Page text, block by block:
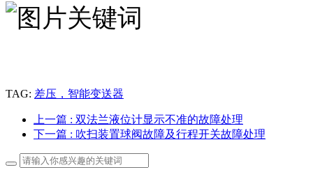
TAG: 差压，智能变送器
上一篇 : 双法兰液位计显示不准的故障处理
下一篇 : 吹扫装置球阀故障及行程开关故障处理